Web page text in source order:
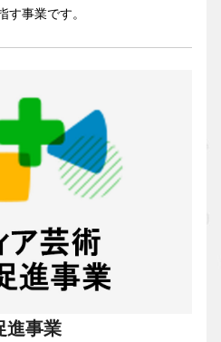
す事業です。
進事業